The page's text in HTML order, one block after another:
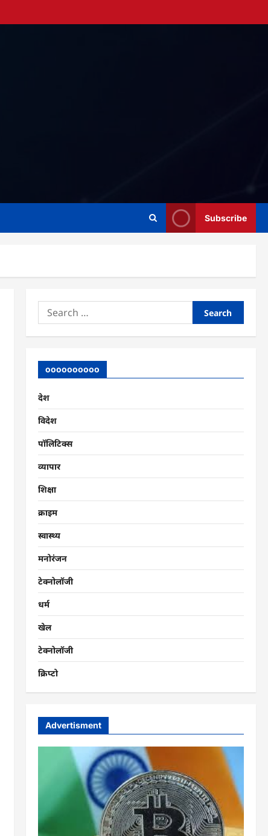
Subscribe
Search
for:
oooooooooo
देश
विदेश
पॉलिटिक्स
व्यापार
शिक्षा
क्राइम
स्वास्थ्य
मनोरंजन
टेक्नोलॉजी
धर्म
खेल
टेक्नोलॉजी
क्रिप्टो
Advertisment